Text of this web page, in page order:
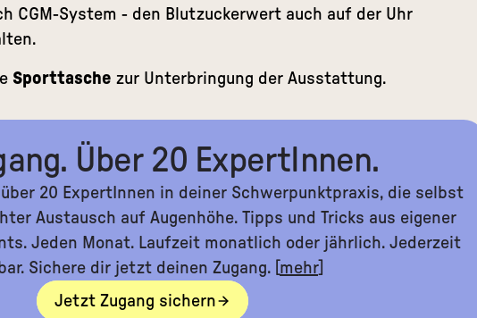
CGM-System - den Blutzuckerwert auch auf der Uhr
Sporttasche zur Unterbringung der Ausstattung.
Über 20 ExpertInnen.
20 ExpertInnen in deiner Schwerpunktpraxis, die selbst
Austausch auf Augenhöhe. Tipps und Tricks aus eigener
Jeden Monat. Laufzeit monatlich oder jährlich. Jederzeit
Sichere dir jetzt deinen Zugang. [ mehr]
Jetzt Zugang sichern